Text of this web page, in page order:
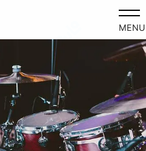
MENU